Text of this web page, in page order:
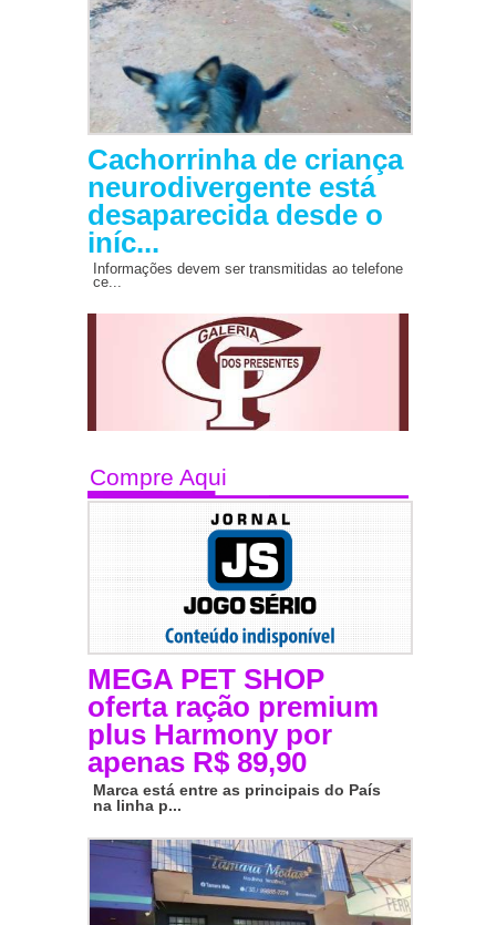
Cachorrinha de criança
neurodivergente está
desaparecida desde o
iníc...
Informações devem ser transmitidas ao telefone
ce...
Compre Aqui
MEGA PET SHOP
oferta ração premium
plus Harmony por
apenas R$ 89,90
Marca está entre as principais do País
na linha p...